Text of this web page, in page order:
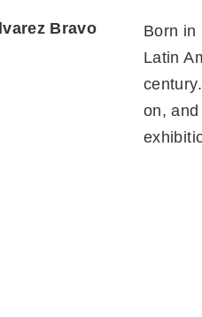
Bravo
Born in
Latin
on,